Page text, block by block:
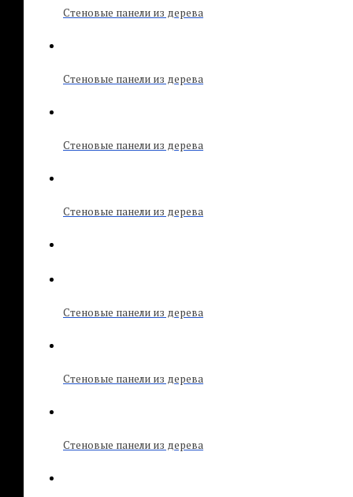
Стеновые панели из дерева
Стеновые панели из дерева
Стеновые панели из дерева
Стеновые панели из дерева
Стеновые панели из дерева
Стеновые панели из дерева
Стеновые панели из дерева